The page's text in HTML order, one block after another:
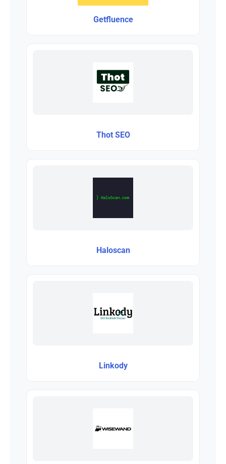
Getfluence
Thot SEO
Haloscan
Linkody